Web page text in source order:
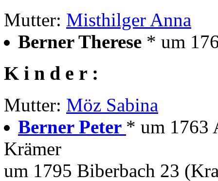
Mutter: Misthilger Anna
Berner Therese * um
K i n d e r :
Mutter: Möz Sabina
Berner Peter * um 1763
Krämer
um 1795 Biberbach 23